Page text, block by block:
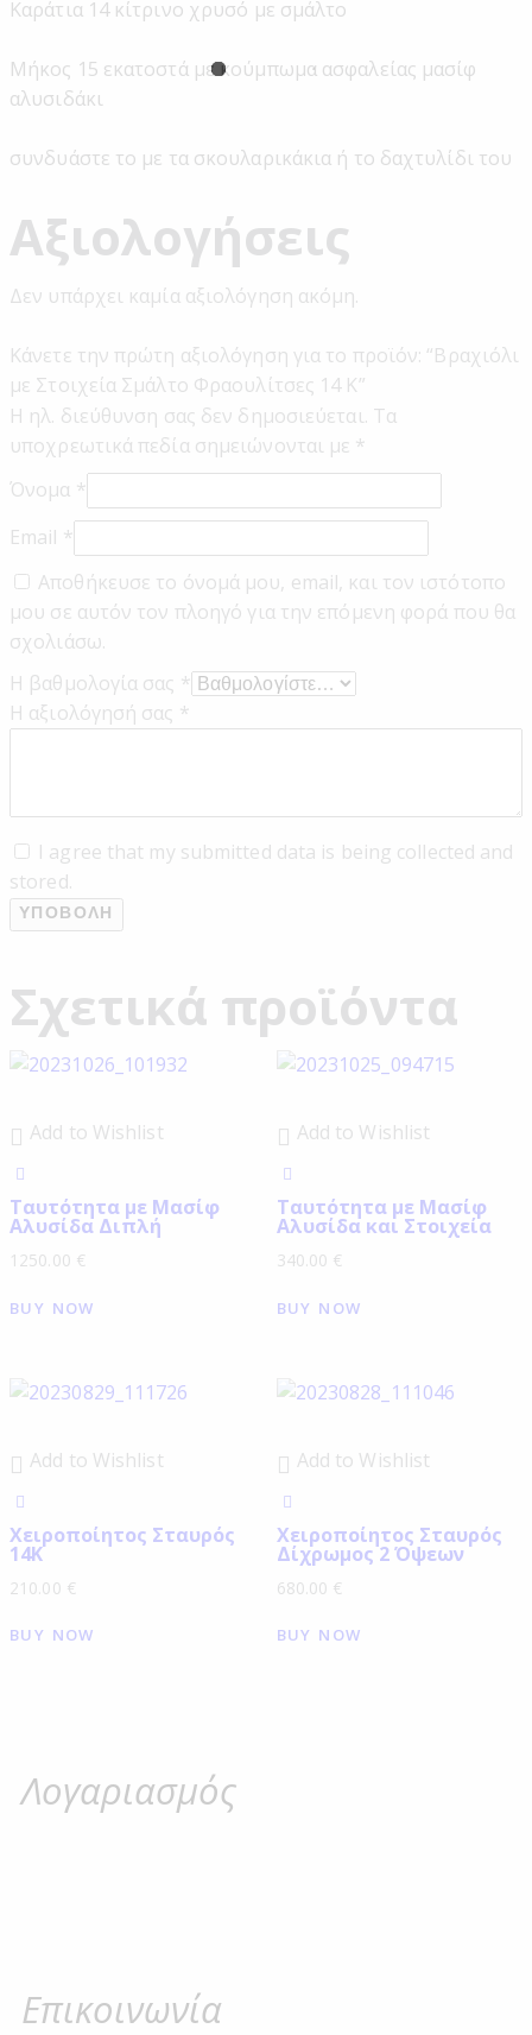
Καράτια 14 κίτρινο χρυσό με σμάλτο
Μήκος 15 εκατοστά με κούμπωμα ασφαλείας μασίφ
αλυσιδάκι
συνδυάστε το με τα σκουλαρικάκια ή το δαχτυλίδι του
Αξιολογήσεις
Δεν υπάρχει καμία αξιολόγηση ακόμη.
Κάνετε την πρώτη αξιολόγηση για το προϊόν: “Βραχιόλι
με Στοιχεία Σμάλτο Φραουλίτσες 14 Κ”
Η ηλ. διεύθυνση σας δεν δημοσιεύεται. Τα
υποχρεωτικά πεδία σημειώνονται με *
Όνομα *
Email *
Αποθήκευσε το όνομά μου, email, και τον ιστότοπο
μου σε αυτόν τον πλοηγό για την επόμενη φορά που θα
σχολιάσω.
Η βαθμολογία σας *
Η αξιολόγησή σας *
I agree that my submitted data is being collected and
stored.
Σχετικά προϊόντα
Add to Wishlist
Ταυτότητα με Μασίφ
Αλυσίδα Διπλή
1250.00 €
BUY NOW
Add to Wishlist
Ταυτότητα με Μασίφ
Αλυσίδα και Στοιχεία
340.00 €
BUY NOW
Add to Wishlist
Χειροποίητος Σταυρός
14Κ
210.00 €
BUY NOW
Add to Wishlist
Χειροποίητος Σταυρός
Δίχρωμος 2 Όψεων
680.00 €
BUY NOW
Λογαριασμός
Επικοινωνία